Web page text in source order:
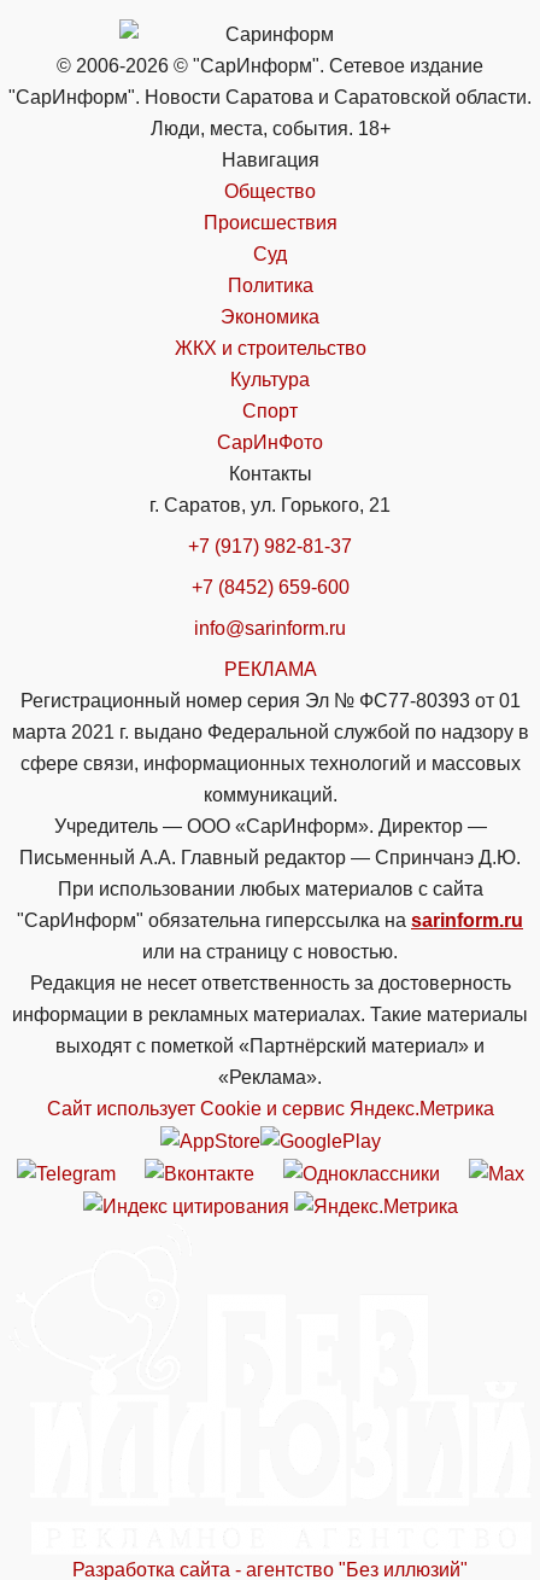
© 2006-2026 © "СарИнформ". Сетевое издание
"СарИнформ". Новости Саратова и Саратовской области.
Люди, места, события. 18+
Навигация
Общество
Происшествия
Суд
Политика
Экономика
ЖКХ и строительство
Культура
Спорт
СарИнФото
Контакты
г. Саратов, ул. Горького, 21
+7 (917) 982-81-37
+7 (8452) 659-600
info@sarinform.ru
РЕКЛАМА
Регистрационный номер серия Эл № ФС77-80393 от 01
марта 2021 г. выдано Федеральной службой по надзору в
сфере связи, информационных технологий и массовых
коммуникаций.
Учредитель — ООО «СарИнформ». Директор —
Письменный А.А. Главный редактор — Спринчанэ Д.Ю.
При использовании любых материалов с сайта
"СарИнформ" обязательна гиперссылка на sarinform.ru
или на страницу с новостью.
Редакция не несет ответственность за достоверность
информации в рекламных материалах. Такие материалы
выходят с пометкой «Партнёрский материал» и
«Реклама».
Сайт использует Cookie и сервиc Яндекс.Метрика
Разработка сайта - агентство "Без иллюзий"